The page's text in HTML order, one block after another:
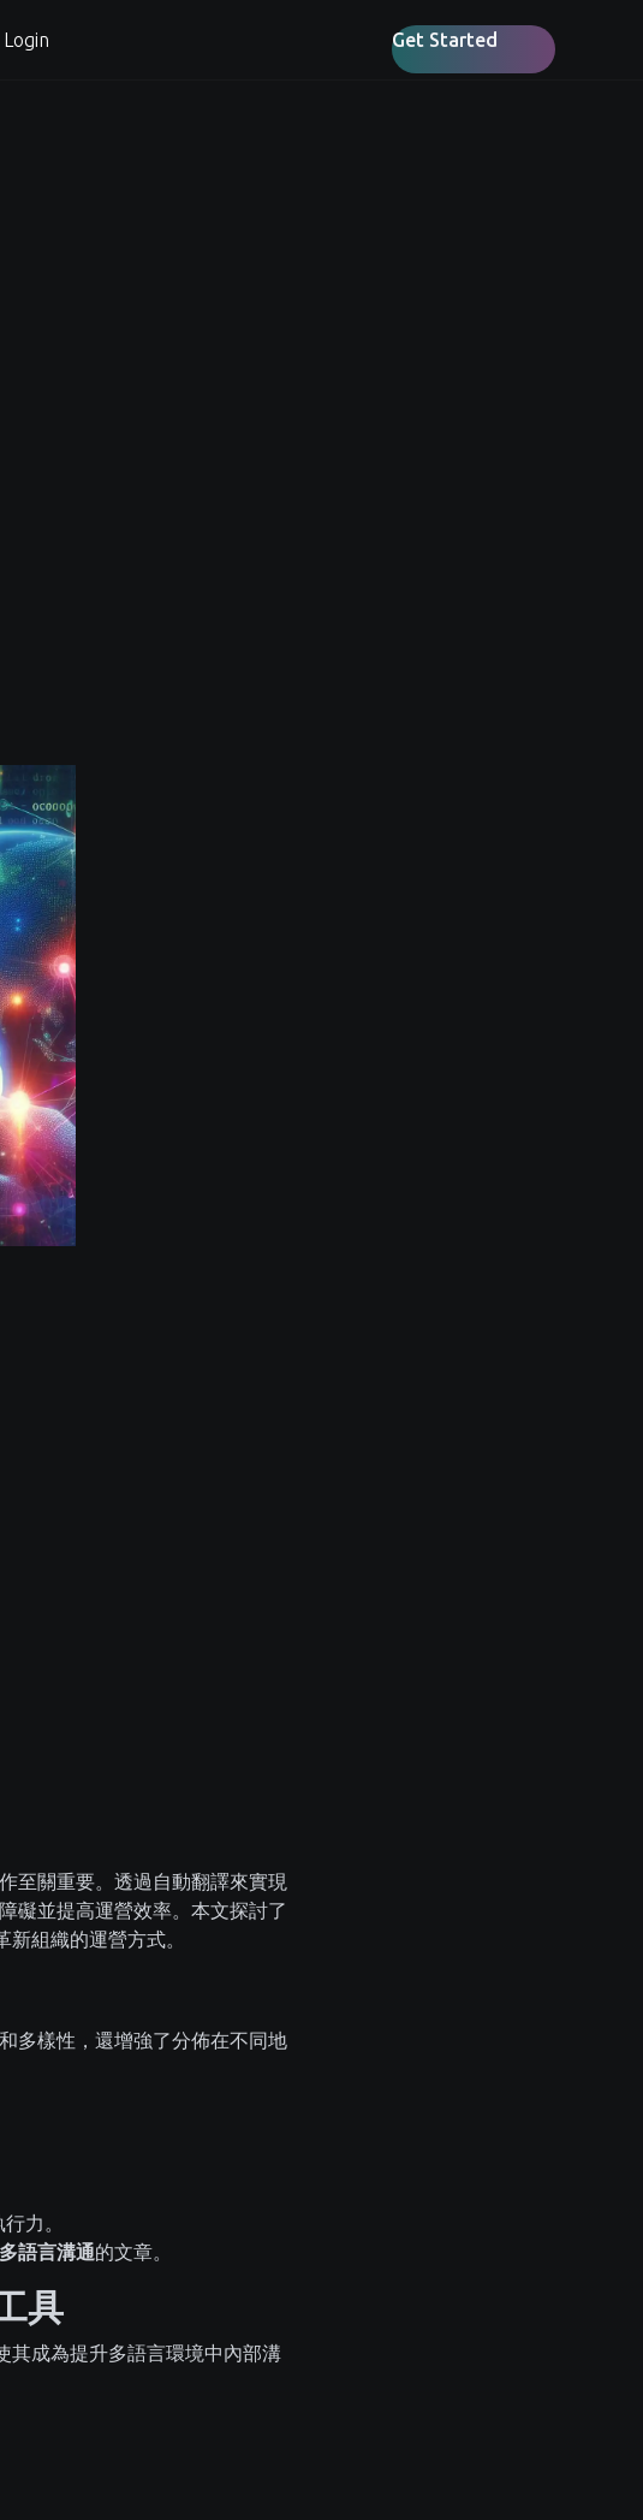
Login Get Started
至關重要。透過自動翻譯來實現
礙並提高運營效率。本文探討了
組織的運營方式。
多樣性，還增強了分佈在不同地
力。
語言溝通的文章。
具
其成為提升多語言環境中內部溝